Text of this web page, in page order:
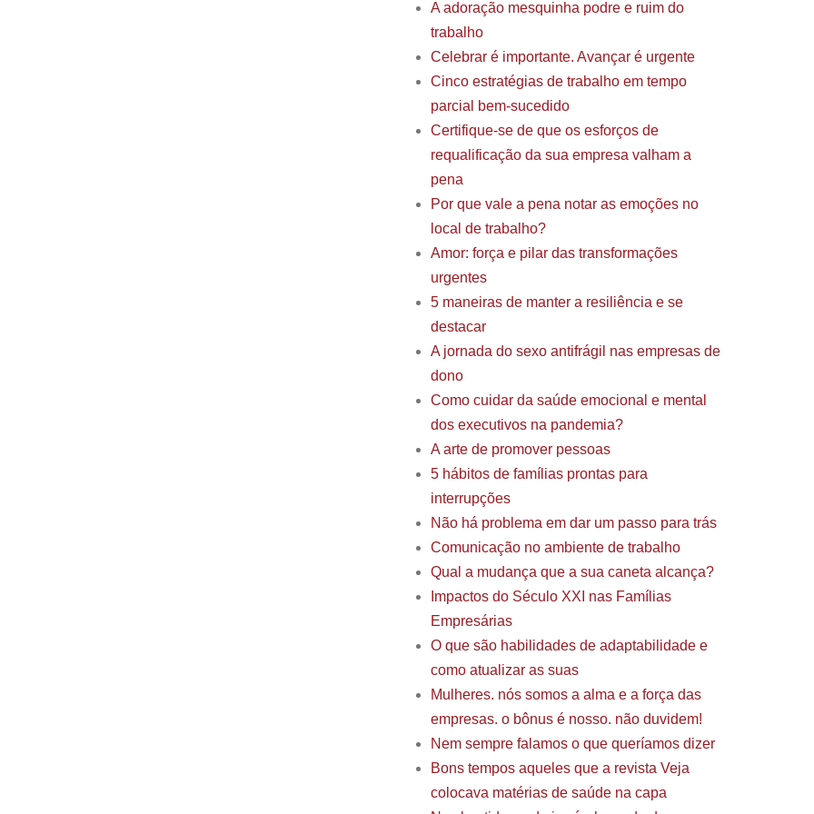
A adoração mesquinha podre e ruim do
trabalho
Celebrar é importante. Avançar é urgente
Cinco estratégias de trabalho em tempo
parcial bem-sucedido
Certifique-se de que os esforços de
requalificação da sua empresa valham a
pena
Por que vale a pena notar as emoções no
local de trabalho?
Amor: força e pilar das transformações
urgentes
5 maneiras de manter a resiliência e se
destacar
A jornada do sexo antifrágil nas empresas de
dono
Como cuidar da saúde emocional e mental
dos executivos na pandemia?
A arte de promover pessoas
5 hábitos de famílias prontas para
interrupções
Não há problema em dar um passo para trás
Comunicação no ambiente de trabalho
Qual a mudança que a sua caneta alcança?
Impactos do Século XXI nas Famílias
Empresárias
O que são habilidades de adaptabilidade e
como atualizar as suas
Mulheres. nós somos a alma e a força das
empresas. o bônus é nosso. não duvidem!
Nem sempre falamos o que queríamos dizer
Bons tempos aqueles que a revista Veja
colocava matérias de saúde na capa